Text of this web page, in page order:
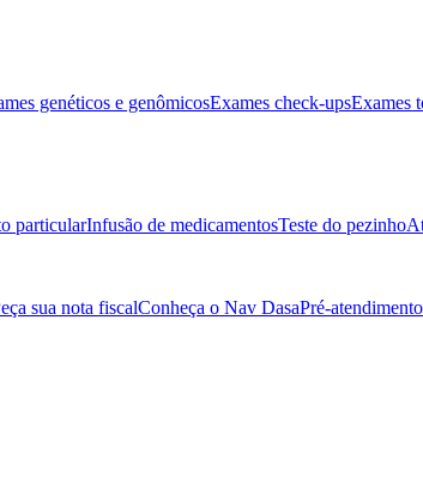
genéticos e genômicosExames check-upsExames
particularInfusão de medicamentosTeste do pezinho
sua nota fiscalConheça o Nav DasaPré-atendimento